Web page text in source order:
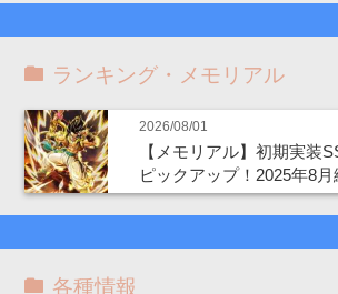
ランキング・メモリアル
2026/08/01
【メモリアル】初期実装
ピックアップ！2025年8月
各種情報